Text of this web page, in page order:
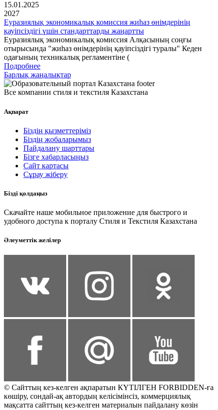
15.01.2025
2027
Еуразиялық экономикалық комиссия жиһаз өнімдерінің
қауіпсіздігі үшін стандарттарды жаңартты
Еуразиялық экономикалық комиссия Алқасының соңғы
отырысында "жиһаз өнімдерінің қауіпсіздігі туралы" Кеден
одағының техникалық регламентіне (
Подробнее
Барлық жаңалықтар
Все компании стиля и текстиля Казахстана
Ақпарат
Біздің қызметтеріміз
Біздің жобаларымыз
Пайдалану шарттары
Бізге хабарласыңыз
Сайт картасы
Сұрау жіберу
Бізді қолдаңыз
Скачайте наше мобильное приложение для быстрого и
удобного доступа к порталу Стиля и Текстиля Казахстана
Әлеуметтік желілер
© Сайттың кез-келген ақпаратын КҮТІЛГЕН FORBIDDEN-ға
көшіру, сондай-ақ автордың келісімінсіз, коммерциялық
мақсатта сайттың кез-келген материалын пайдалану көзін